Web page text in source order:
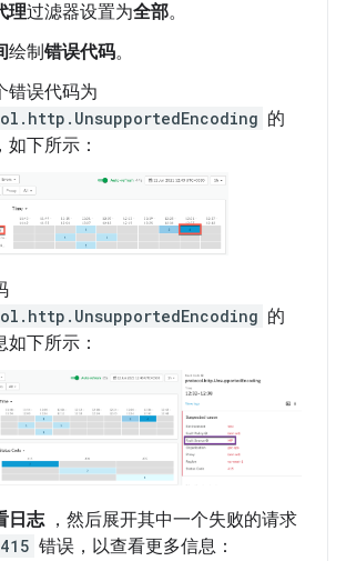
理过滤器设置为全部。
绘制 错误代码。
错误代码为
的
如下所示：
的
如下所示：
日志 ，然后展开其中一个失败的请求
415 错误，以查看更多信息：